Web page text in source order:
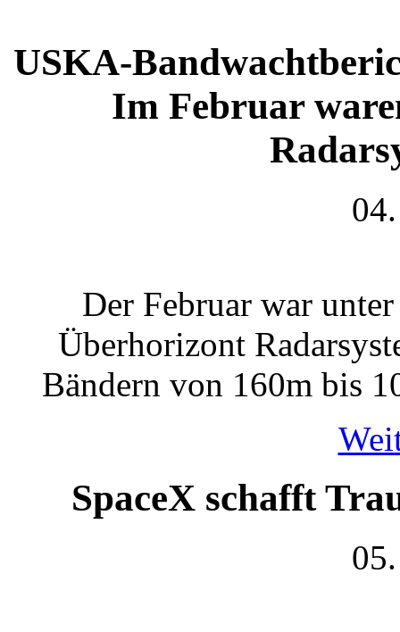
USKA-
Im Februar
Der Februar war
Überhorizont
Bändern von 160m bis
SpaceX schafft